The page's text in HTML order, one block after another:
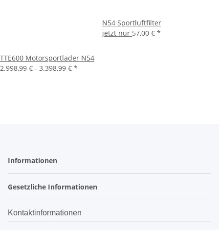
TTE600 Motorsportlader N54
2.998,99 € - 3.398,99 € *
N54 Sportluftfilter
jetzt nur 57,00 € *
Informationen
Gesetzliche Informationen
Kontaktinformationen